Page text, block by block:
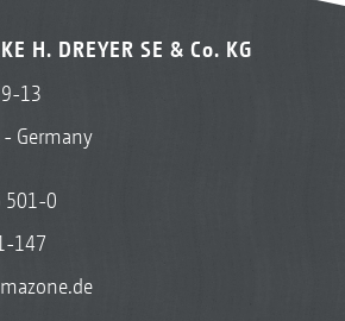
H. DREYER SE & Co. KG
13
Germany
501-0
147